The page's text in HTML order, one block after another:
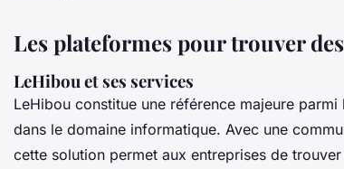
Les plateformes pour trouver
LeHibou et ses services
LeHibou constitue une référence majeure parmi
dans le domaine informatique. Avec une
cette solution permet aux entreprises de